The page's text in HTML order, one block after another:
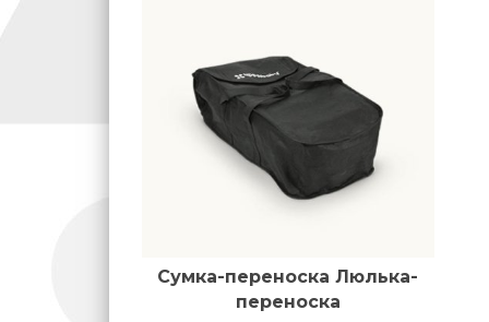
Сумка-переноска Люлька-
переноска